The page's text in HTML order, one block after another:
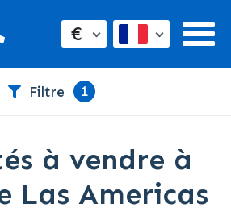
€
Filtre 1
à vendre à
Las Americas